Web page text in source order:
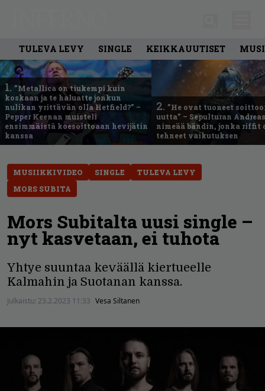
TULEVA LEVY SINGLE KEIKKAUUTISET
1. ”Metallica on tiukempi kuin
koskaan ja te haluatte jonkun
nulikan yrittävän olla Hetfield?” –
Pepper Keenan muisteli
ensimmäistä koesoittoaan hevijätin
kanssa
2. ”He ovat tuoneet
uutta” – Sepulturan
nimeää bändin, jonka riffit
tehneet vaikutuksen
MUSIIKKIVIDEO SINGLE
TULEVA LEVY
MORS SUBITA
Mors Subitalta uusi single –
nyt kasvetaan, ei tuhota
Yhtye suuntaa keväällä kiertueelle
Kalmahin ja Suotanan kanssa.
Julkaistu: 23.2.2023 11:33 Vesa Siltanen